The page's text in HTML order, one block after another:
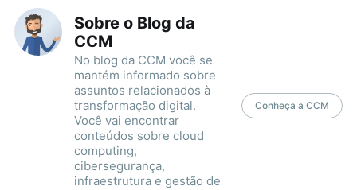
Sobre o Blog da
CCM
No blog da CCM você se
mantém informado sobre
assuntos relacionados à
transformação digital.
Você vai encontrar
conteúdos sobre cloud
computing,
cibersegurança,
infraestrutura e gestão de
Conheça a CCM